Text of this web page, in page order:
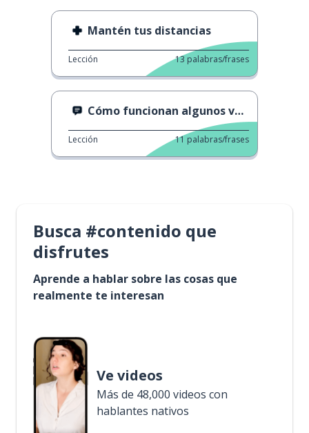
Mantén tus distancias
Lección 13 palabras/frases
Cómo funcionan algunos verbos 1
Lección 11 palabras/frases
Busca #contenido que
disfrutes
Aprende a hablar sobre las cosas que
realmente te interesan
Ve videos
Más de 48,000 videos con
hablantes nativos